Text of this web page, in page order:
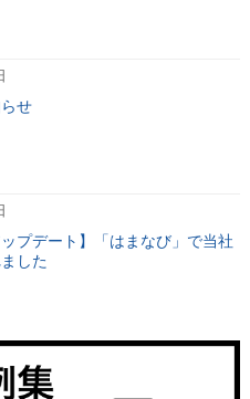
せ
ップデート】「はまなび」で当社
した